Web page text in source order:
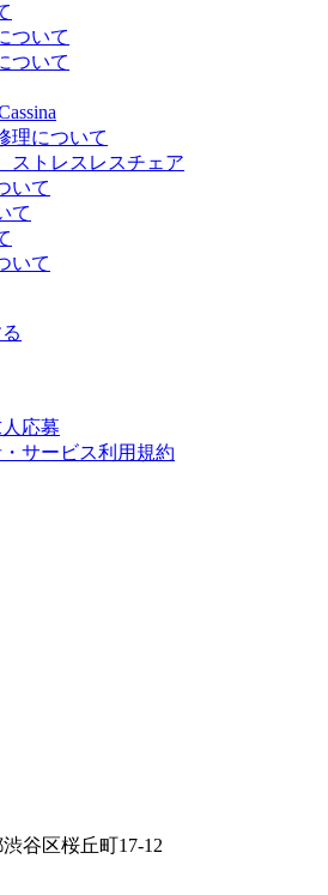
ついて
ついて
理について
トレスレスチェア
いて
て
いて
応募
サービス利用規約
谷区桜丘町17-12